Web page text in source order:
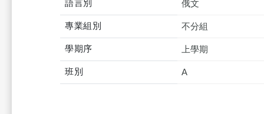
語言別 俄文
專業組別 不分組
學期序 上學期
班別 A